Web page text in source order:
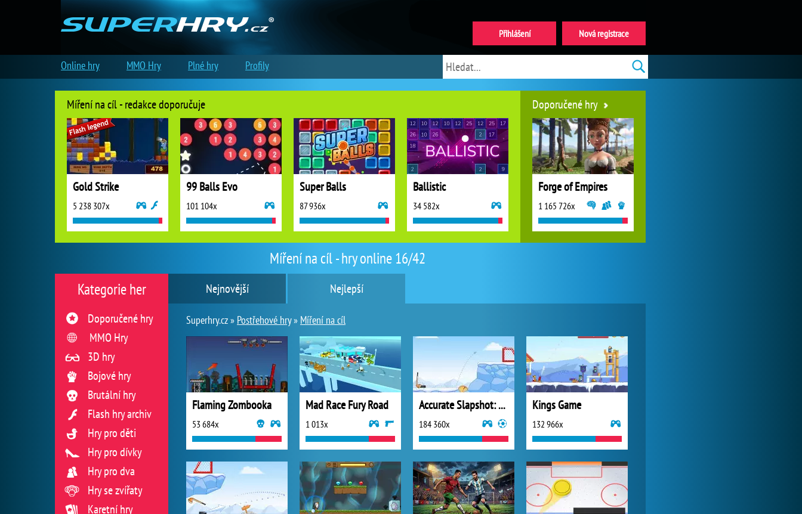
Míření na cíl - hry online 16/42
Nejnovější Nejlepší
Superhry.cz » Postřehové hry» Míření na cíl
Flaming Zombooka
53 684x
Mad Race Fury Road
1 013x
Accurate Slapshot: Level Pack 2
184 360x
Kings Game
132 966x
Kategorie her
Doporučené hry
MMO Hry
3D hry
Bojové hry
Brutální hry
Flash hry archiv
Hry pro děti
Hry pro dívky
Hry pro dva
Hry se zvířaty
Karetní hry
Míření na cíl - redakce doporučuje
Gold Strike
5 238 307x
99 Balls Evo
101 104x
Super Balls
87 936x
Ballistic
34 582x
Doporučené hry
Forge of Empires
1 165 726x
My Free Zoo
Nová registrace
Přihlášení
Online hry MMO Hry Plné hry Profily